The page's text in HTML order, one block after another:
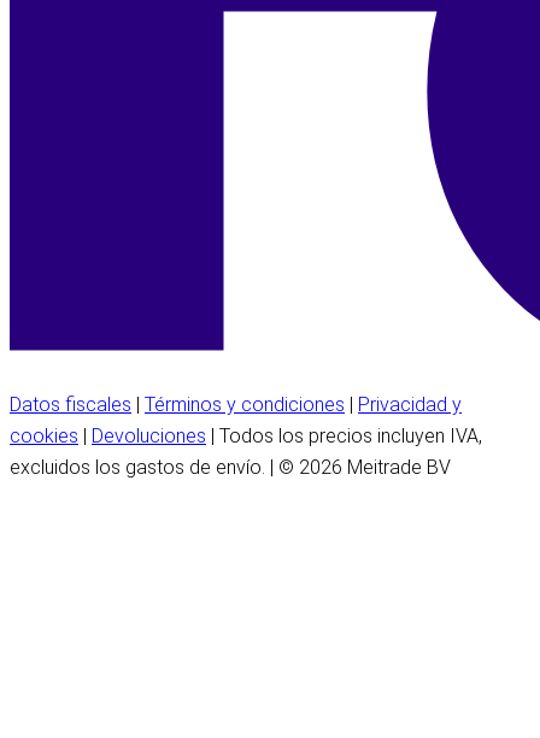
Datos fiscales Términos y condiciones
Privacidad y
cookies
Devoluciones | Todos los precios incluyen IVA,
excluidos los gastos de envío. | © 2026 Meitrade BV